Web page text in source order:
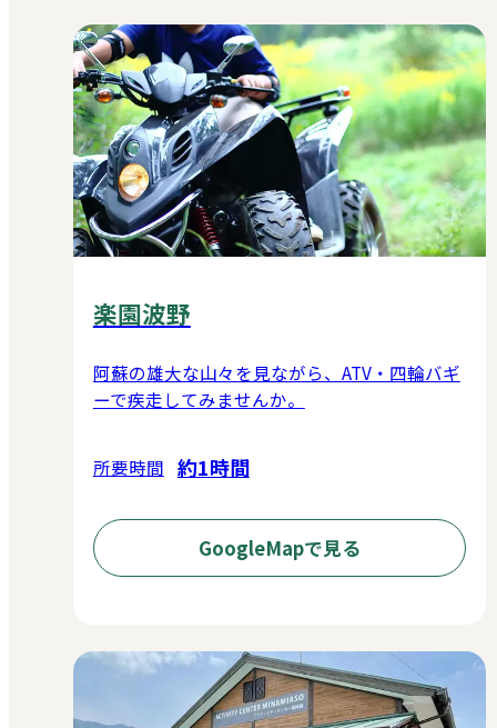
楽園波野
阿蘇の雄大な山々を見ながら、ATV・四輪バギ
ーで疾走してみませんか。
所要時間 約1時間
GoogleMapで見る